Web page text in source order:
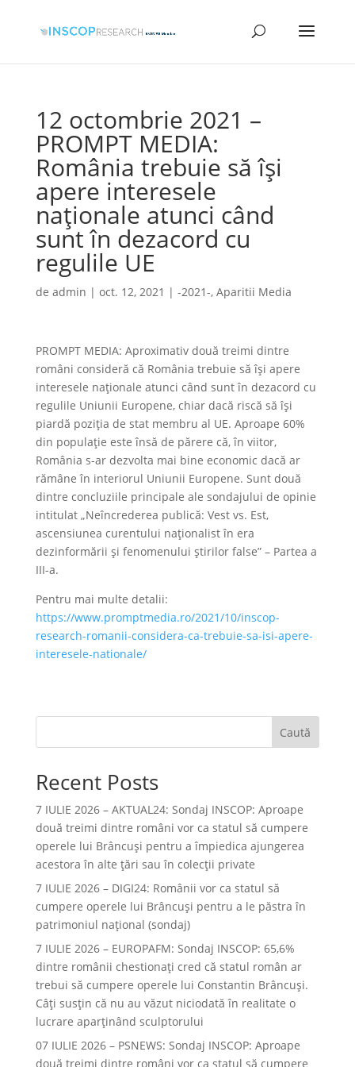
12 octombrie 2021 –
PROMPT MEDIA:
România trebuie să își
apere interesele
naționale atunci când
sunt în dezacord cu
regulile UE
de admin | oct. 12, 2021 | -2021-, Aparitii Media
PROMPT MEDIA: Aproximativ două treimi dintre
români consideră că România trebuie să își apere
interesele naționale atunci când sunt în dezacord cu
regulile Uniunii Europene, chiar dacă riscă să își
piardă poziția de stat membru al UE. Aproape 60%
din populație este însă de părere că, în viitor,
România s-ar dezvolta mai bine economic dacă ar
rămâne în interiorul Uniunii Europene. Sunt două
dintre concluziile principale ale sondajului de opinie
intitulat „Neîncrederea publică: Vest vs. Est,
ascensiunea curentului naționalist în era
dezinformării și fenomenului știrilor false” – Partea a
III-a.
Pentru mai multe detalii:
https://www.promptmedia.ro/2021/10/inscop-
research-romanii-considera-ca-trebuie-sa-isi-apere-
interesele-nationale/
Caută
Recent Posts
7 IULIE 2026 – AKTUAL24: Sondaj INSCOP: Aproape
două treimi dintre români vor ca statul să cumpere
operele lui Brâncuşi pentru a împiedica ajungerea
acestora în alte ţări sau în colecţii private
7 IULIE 2026 – DIGI24: Românii vor ca statul să
cumpere operele lui Brâncuși pentru a le păstra în
patrimoniul național (sondaj)
7 IULIE 2026 – EUROPAFM: Sondaj INSCOP: 65,6%
dintre românii chestionați cred că statul român ar
trebui să cumpere operele lui Constantin Brâncuși.
Câți susțin că nu au văzut niciodată în realitate o
lucrare aparținând sculptorului
07 IULIE 2026 – PSNEWS: Sondaj INSCOP: Aproape
două treimi dintre români vor ca statul să cumpere